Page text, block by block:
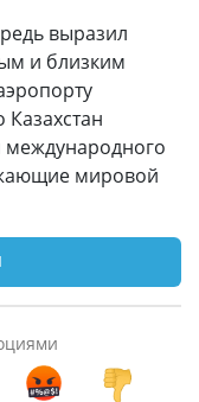
выразил
и близким
международного
мировой